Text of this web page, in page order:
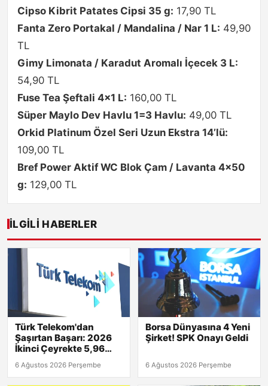
Cipso Kibrit Patates Cipsi 35 g: 17,90 TL
Fanta Zero Portakal / Mandalina / Nar 1 L: 49,90
TL
Gimy Limonata / Karadut Aromalı İçecek 3 L:
54,90 TL
Fuse Tea Şeftali 4×1 L: 160,00 TL
Süper Maylo Dev Havlu 1=3 Havlu: 49,00 TL
Orkid Platinum Özel Seri Uzun Ekstra 14’lü:
109,00 TL
Bref Power Aktif WC Blok Çam / Lavanta 4×50
g: 129,00 TL
İLGILI HABERLER
Türk Telekom'dan
Şaşırtan Başarı: 2026
İkinci Çeyrekte 5,96
Milyar TL Net Kâr!
6 Ağustos 2026 Perşembe
Borsa Dünyasına 4 Yeni
Şirket! SPK Onayı Geldi
6 Ağustos 2026 Perşembe